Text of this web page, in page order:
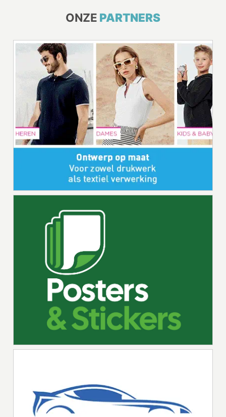
ONZE PARTNERS